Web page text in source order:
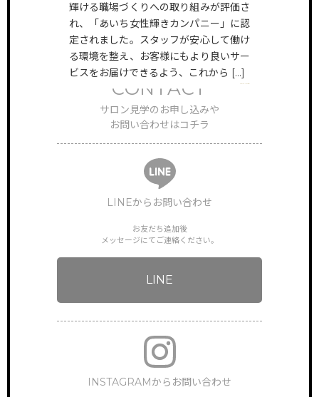
サイトトップ
リクルート
FEATURE
スタッフの声
輝ける職場づくりへの取り組みが評価さ
れ、「あいち女性輝きカンパニー」に認
定されました。スタッフが安心して働け
る環境を整え、お客様にもより良いサー
ビスをお届けできるよう、これから […]
VIEW MORE
CONTACT
サロン見学のお申し込みや
お問い合わせはコチラ
LINEからお問い合わせ
お友だち追加後
メッセージにてご連絡ください。
LINE
INSTAGRAMからお問い合わせ